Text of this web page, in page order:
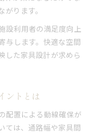
ります。
設利用者の満足度向上
与します。快適な空間
した家具設計が求めら
ントとは
配置による動線確保が
ては、通路幅や家具間